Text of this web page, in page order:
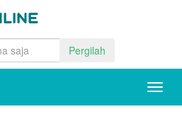
Pergilah